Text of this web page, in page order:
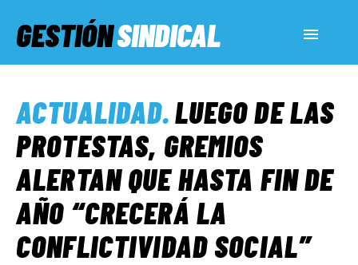
GESTIÓNSINDICAL
SERVICIOS SOCIALES
INFORMES ESPECIALES
FUERA DE MEGÁFONO
ACTUALIDAD.LUEGO DE LAS
PROTESTAS, GREMIOS
ALERTAN QUE HASTA FIN DE
AÑO “CRECERÁ LA
CONFLICTIVIDAD SOCIAL”